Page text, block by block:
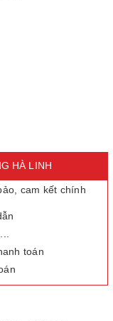
với một chức năng
lượng tốt nhất.
HÀ LINH
cam kết chính
toán